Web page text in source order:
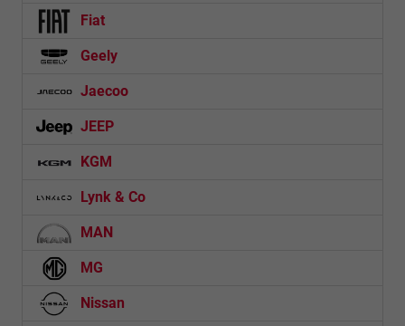
Fiat
Geely
Jaecoo
JEEP
KGM
Lynk & Co
MAN
MG
Nissan